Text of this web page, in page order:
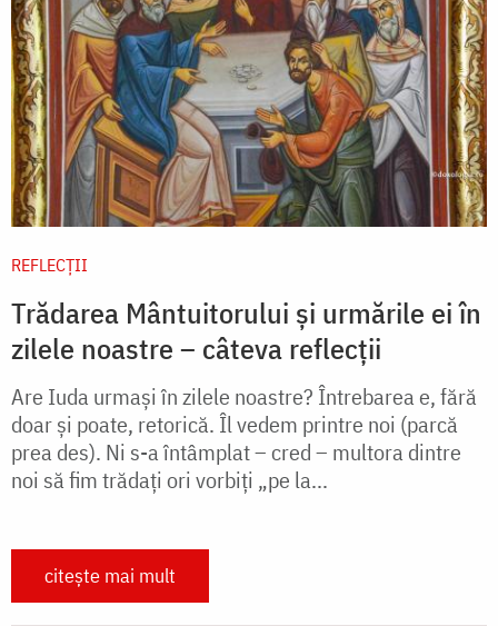
REFLECȚII
Trădarea Mântuitorului și urmările ei în
zilele noastre – câteva reflecții
Are Iuda urmași în zilele noastre? Întrebarea e, fără
doar și poate, retorică. Îl vedem printre noi (parcă
prea des). Ni s-a întâmplat – cred – multora dintre
noi să fim trădați ori vorbiți „pe la...
citește mai mult